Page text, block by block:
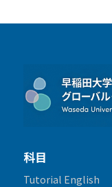
科目
Tutorial English